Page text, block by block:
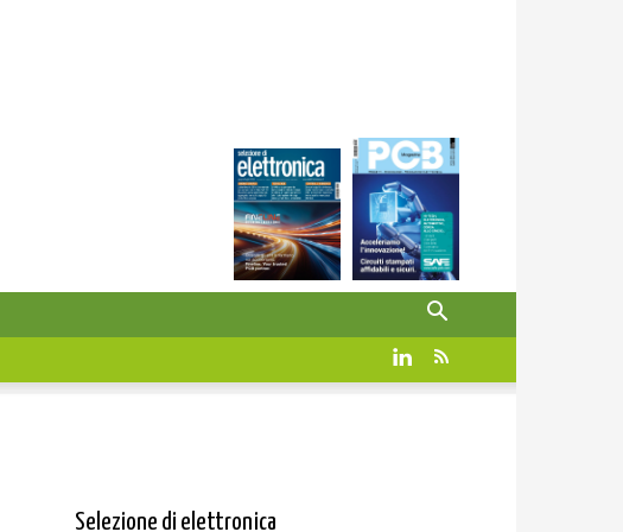
Selezione di elettronica